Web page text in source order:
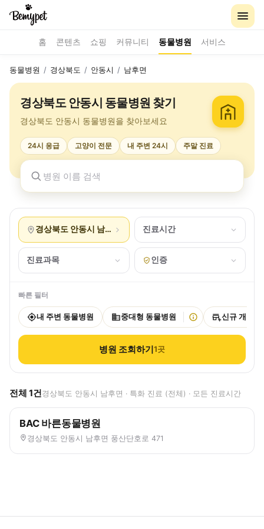
홈 콘텐츠 쇼핑 커뮤니티 동물병원 서비스
동물병원 / 경상북도 / 안동시 / 남후면
경상북도 안동시 동물병원 찾기
경상북도 안동시 동물병원을 찾아보세요
24시 응급 고양이 전문 내 주변 24시 주말 진료
경상북도 안동시 남후면 진료시간
진료과목 인증
빠른 필터
내 주변 동물병원 중대형 동물병원 신규 개원
병원 조회하기1곳
전체 1건경상북도 안동시 남후면 · 특화 진료 (전체) · 모든 진료시간
BAC 바른동물병원
경상북도 안동시 남후면 풍산단호로 471